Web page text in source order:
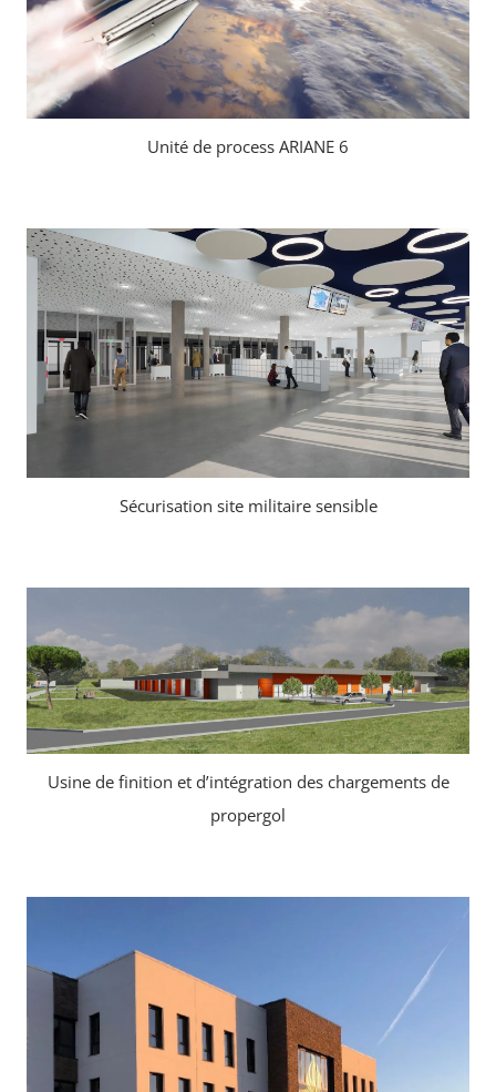
Unité de process ARIANE 6
Sécurisation site militaire sensible
Usine de finition et d’intégration des chargements de
propergol